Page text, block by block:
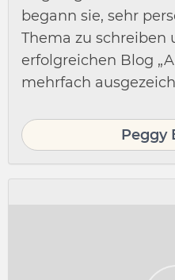
begann sie, sehr
Thema zu schreiben
erfolgreichen Blog
mehrfach
Peggy